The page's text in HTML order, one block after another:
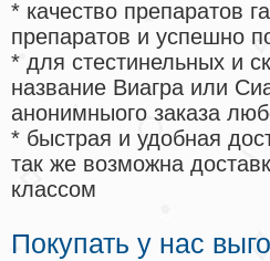
* качество препаратов
препаратов и успешно
* для стестинельных и
название Виагра или
анонимныого заказа
* быстрая и удобная
так же возможна
классом
Покупать у нас